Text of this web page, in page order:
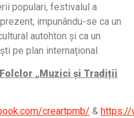
populari, festivalul a
impunându-se ca un
autohton și ca un
pe plan internațional.
„Muzici și Tradiții
creartpmb/ & https://